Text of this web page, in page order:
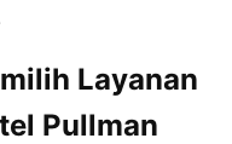
Layanan
Pullman